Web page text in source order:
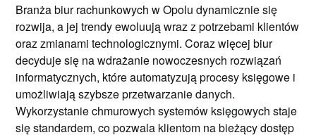
Branża biur rachunkowych w Opolu dynamicznie się
rozwija, a jej trendy ewoluują wraz z potrzebami klientów
oraz zmianami technologicznymi. Coraz więcej biur
decyduje się na wdrażanie nowoczesnych rozwiązań
informatycznych, które automatyzują procesy księgowe i
umożliwiają szybsze przetwarzanie danych.
Wykorzystanie chmurowych systemów księgowych staje
się standardem, co pozwala klientom na bieżący dostęp